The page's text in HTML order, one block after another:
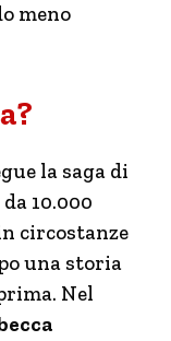
meno
la saga di
10.000
circostanze
una storia
Nel